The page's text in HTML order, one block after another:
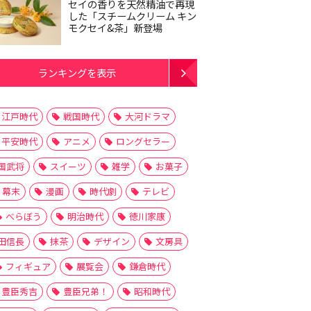
セイの香りを天然精油で再現
した「スチームクリーム キン
モクセイ&茶」新登場
ランキングを表示
江戸時代 戦国時代
大河ドラマ
平安時代
アニメ
ロングセラー
武将
スイーツ 雑学
お菓子
幕末
漫画 時代劇
テレビ
べらぼう
明治時代
徳川家康
信長
抹茶 デザイン
文房具
フィギュア
展覧会
鎌倉時代
豊臣秀吉
豊臣兄弟！
昭和時代